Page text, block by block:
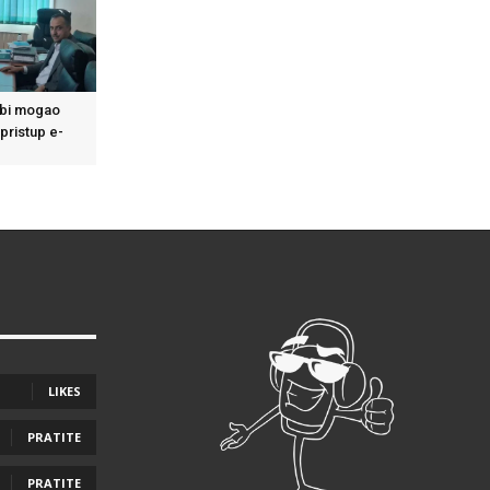
mogao
e-
LIKES
PRATITE
PRATITE